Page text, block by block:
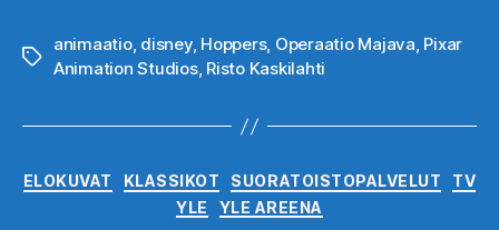
Avainsanat
animaatio, disney, Hoppers, Operaatio Majava, Pixar
Animation Studios, Risto Kaskilahti
Kategoriat
ELOKUVAT KLASSIKOT SUORATOISTOPALVELUT
TV
YLE
YLE AREENA